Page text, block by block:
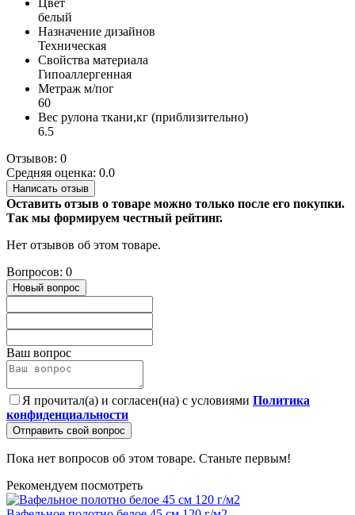
Цвет
белый
Назначение дизайнов
Техническая
Свойства материала
Гипоаллергенная
Метраж м/пог
60
Вес рулона ткани,кг (приблизительно)
6.5
Отзывов: 0
Средняя оценка: 0.0
Написать отзыв
Оставить отзыв о товаре можно только после его покупки.
Так мы формируем честный рейтинг.
Нет отзывов об этом товаре.
Вопросов: 0
Новый вопрос
Ваш вопрос
Я прочитал(а) и согласен(на) с условиями Политика
конфиденциальности
Отправить свой вопрос
Пока нет вопросов об этом товаре. Станьте первым!
Рекомендуем посмотреть